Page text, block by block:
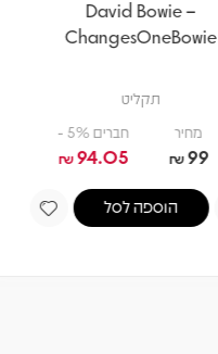
David Bowie –
ChangesOneBowie
תקליט
מחיר
99
₪
חברים 5% -
94.05
₪
הוספה לסל